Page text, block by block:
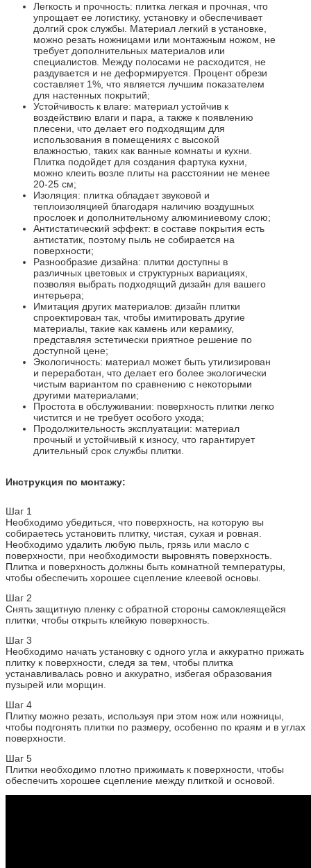
Легкость и прочность: плитка легкая и прочная, что
упрощает ее логистику, установку и обеспечивает
долгий срок службы. Материал легкий в установке,
можно резать ножницами или монтажным ножом, не
требует дополнительных материалов или
специалистов. Между полосами не расходится, не
раздувается и не деформируется. Процент обрези
составляет 1%, что является лучшим показателем
для настенных покрытий;
Устойчивость к влаге: материал устойчив к
воздействию влаги и пара, а также к появлению
плесени, что делает его подходящим для
использования в помещениях с высокой
влажностью, таких как ванные комнаты и кухни.
Плитка подойдет для создания фартука кухни,
можно клеить возле плиты на расстоянии не менее
20-25 см;
Изоляция: плитка обладает звуковой и
теплоизоляцией благодаря наличию воздушных
прослоек и дополнительному алюминиевому слою;
Антистатический эффект: в составе покрытия есть
антистатик, поэтому пыль не собирается на
поверхности;
Разнообразие дизайна: плитки доступны в
различных цветовых и структурных вариациях,
позволяя выбрать подходящий дизайн для вашего
интерьера;
Имитация других материалов: дизайн плитки
спроектирован так, чтобы имитировать другие
материалы, такие как камень или керамику,
представляя эстетически приятное решение по
доступной цене;
Экологичность: материал может быть утилизирован
и переработан, что делает его более экологически
чистым вариантом по сравнению с некоторыми
другими материалами;
Простота в обслуживании: поверхность плитки легко
чистится и не требует особого ухода;
Продолжительность эксплуатации: материал
прочный и устойчивый к износу, что гарантирует
длительный срок службы плитки.
Инструкция по монтажу:
Шаг 1
Необходимо убедиться, что поверхность, на которую вы
собираетесь установить плитку, чистая, сухая и ровная.
Необходимо удалить любую пыль, грязь или масло с
поверхности, при необходимости выровнять поверхность.
Плитка и поверхность должны быть комнатной температуры,
чтобы обеспечить хорошее сцепление клеевой основы.
Шаг 2
Снять защитную пленку с обратной стороны самоклеящейся
плитки, чтобы открыть клейкую поверхность.
Шаг 3
Необходимо начать установку с одного угла и аккуратно прижать
плитку к поверхности, следя за тем, чтобы плитка
устанавливалась ровно и аккуратно, избегая образования
пузырей или морщин.
Шаг 4
Плитку можно резать, используя при этом нож или ножницы,
чтобы подгонять плитки по размеру, особенно по краям и в углах
поверхности.
Шаг 5
Плитки необходимо плотно прижимать к поверхности, чтобы
обеспечить хорошее сцепление между плиткой и основой.